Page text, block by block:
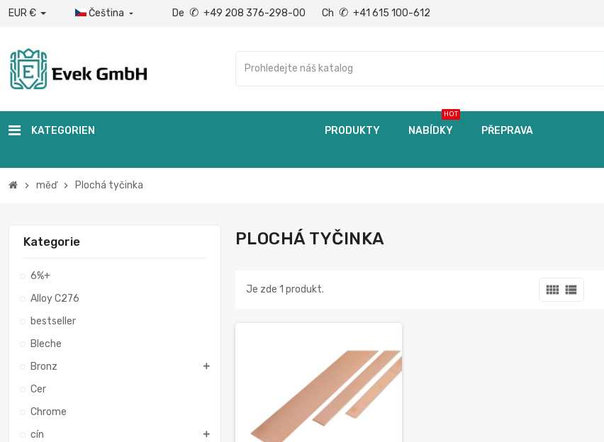
EUR € Čeština  De ✆ +49 208 376-298-00 Ch ✆ +41 615 100-612
KATEGORIEN PRODUKTY NABÍDKY
HOT
PŘEPRAVA
chevron_right měď chevron_right Plochá tyčinka
Kategorie
6%+
Alloy C276
bestseller
Bleche
Bronz
Cer
Chrome
cín
PLOCHÁ TYČINKA
view_comfy view_list
Je zde 1 produkt.